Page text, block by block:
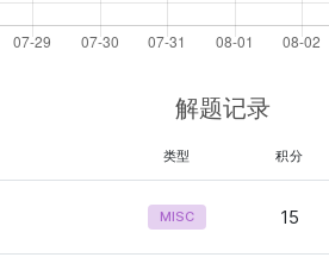
解题记录
类型 积分
MISC 15